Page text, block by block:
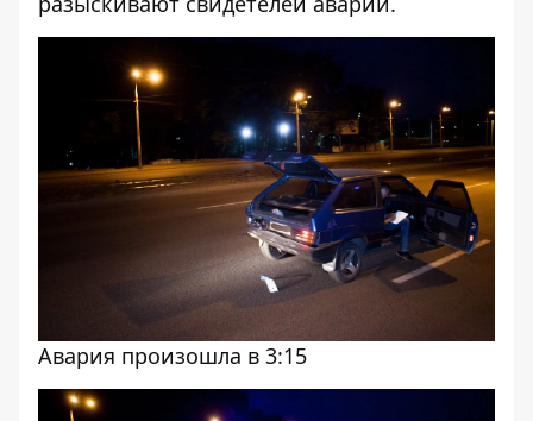
Авария произошла в 3:15